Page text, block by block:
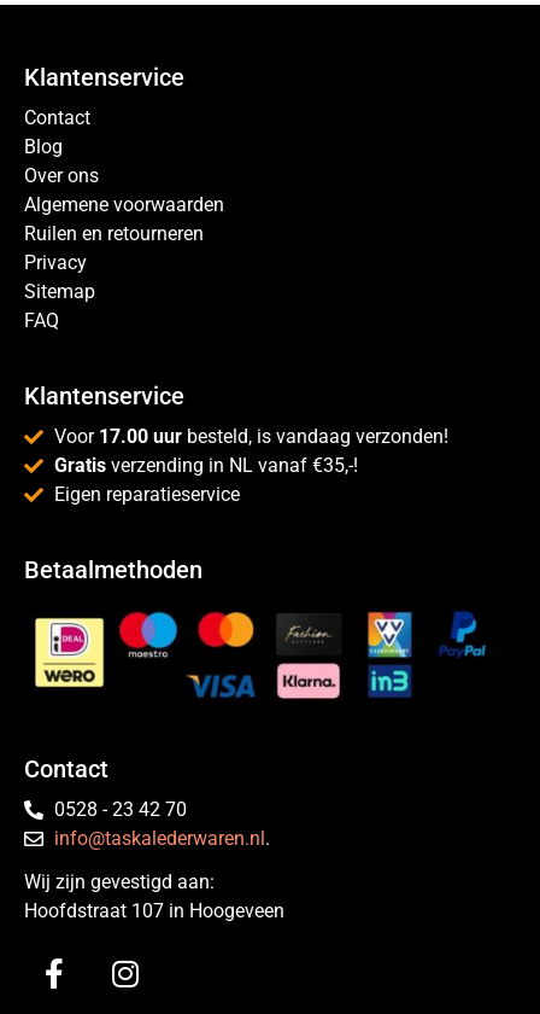
Klantenservice
Contact
Blog
Over ons
Algemene voorwaarden
Ruilen en retourneren
Privacy
Sitemap
FAQ
Klantenservice
Voor 17.00 uur besteld, is vandaag verzonden!
Gratis verzending in NL vanaf €35,-!
Eigen reparatieservice
Betaalmethoden
Contact
0528 - 23 42 70
info@taskalederwaren.nl .
Wij zijn gevestigd aan:
Hoofdstraat 107 in Hoogeveen